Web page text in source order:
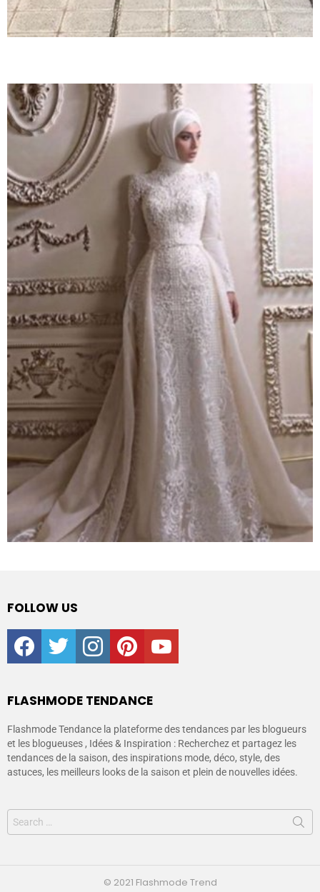
FOLLOW US
facebooktwitter instagrampinterestyoutube
FLASHMODE TENDANCE
Flashmode Tendance la plateforme des tendances par les blogueurs
et les blogueuses , Idées & Inspiration : Recherchez et partagez les
tendances de la saison, des inspirations mode, déco, style, des
astuces, les meilleurs looks de la saison et plein de nouvelles idées.
© 2021 Flashmode Trend